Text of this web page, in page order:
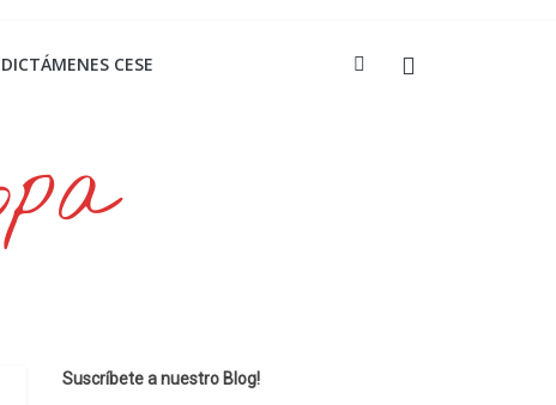
DICTÁMENES CESE
Suscríbete a nuestro Blog!